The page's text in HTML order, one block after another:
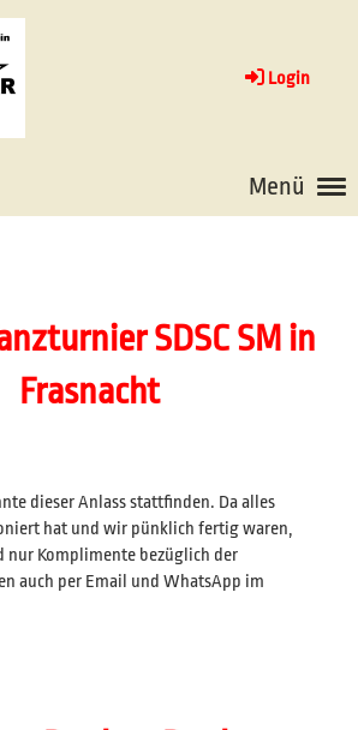
Login
Menü
SDSC SM in
Frasnacht
dieser Anlass stattfinden. Da alles
hat und wir pünklich fertig waren,
nur Komplimente bezüglich der
auch per Email und WhatsApp im